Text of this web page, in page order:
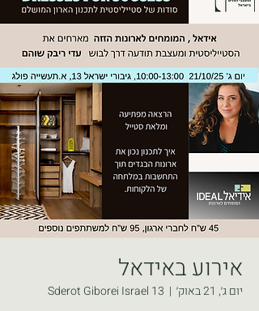
אירוע באידאל
יום ג׳, 21 באוק׳
  |
Sderot Giborei Israel 13